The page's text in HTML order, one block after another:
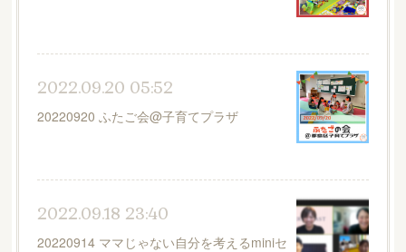
2022.09.20 05:52
20220920 ふたご会@子育てプラザ
2022.09.18 23:40
20220914 ママじゃない自分を考えるminiセ